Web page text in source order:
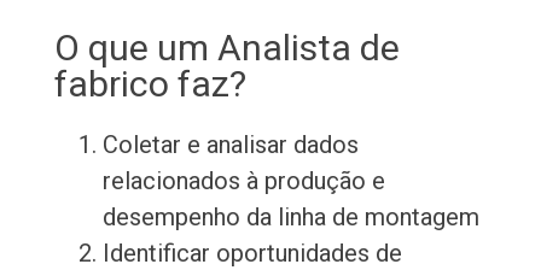
O que um Analista de
fabrico faz?
Coletar e analisar dados
relacionados à produção e
desempenho da linha de montagem
Identificar oportunidades de